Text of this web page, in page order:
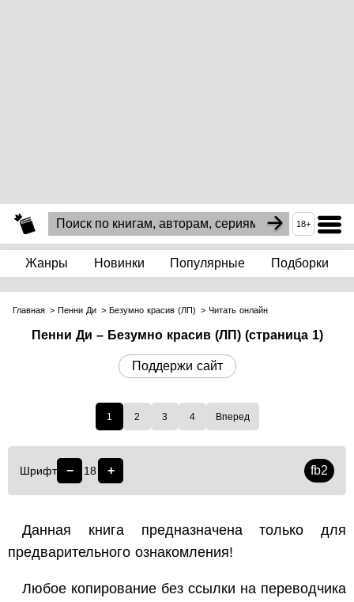
18+
Жанры Новинки Популярные Подборки
Главная Пенни Ди Безумно красив (ЛП) Читать онлайн
Пенни Ди – Безумно красив (ЛП) (страница 1)
Поддержи сайт
1 2 3 4 Вперед
Шрифт − 18 + fb2
Данная книга предназначена только для
предварительного ознакомления!
Любое копирование без ссылки на переводчика